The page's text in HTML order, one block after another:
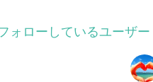
ォローしているユーザー